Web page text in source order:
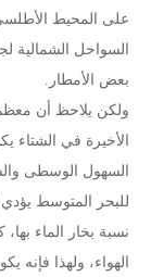
على المحيط
السواحل الشمالية
بعض الأمطار.
ولكن يلاحظ أن
السهول الوسطى
للبحر المتوسط
نسبة بخار الماء
الهواء، ولهذا